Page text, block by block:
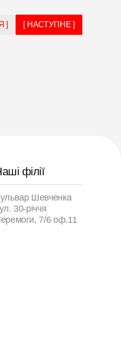
] [ НАСТУПНЕ ]
філії
Шевченка
30-річчя
7/6 оф.11